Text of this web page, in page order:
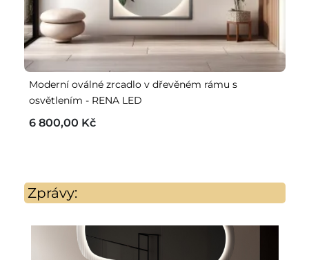
Moderní oválné zrcadlo v dřevěném rámu s
osvětlením - RENA LED
6 800,00 Kč
Zprávy: